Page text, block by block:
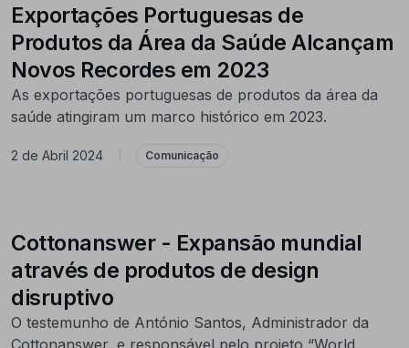
Exportações Portuguesas de
Produtos da Área da Saúde Alcançam
Novos Recordes em 2023
As exportações portuguesas de produtos da área da
saúde atingiram um marco histórico em 2023.
2 de Abril 2024 Comunicação
Cottonanswer - Expansão mundial
através de produtos de design
disruptivo
O testemunho de António Santos, Administrador da
Cottonanswer, e responsável pelo projeto “World